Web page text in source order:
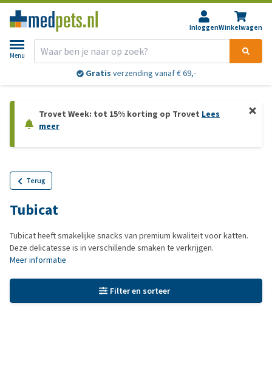
InloggenWinkelwagen
Menu
Gratis verzending vanaf € 69,-
Trovet Week: tot 15% korting op Trovet Lees
meer
Terug
Tubicat
Tubicat heeft smakelijke snacks van premium kwaliteit voor katten.
Deze delicatesse is in verschillende smaken te verkrijgen.
Meer informatie
Filter en sorteer